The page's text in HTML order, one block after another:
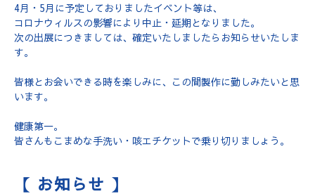
4月・5月に予定しておりましたイベント等は、
コロナウィルスの影響により中止・延期となりました。
次の出展につきましては、確定いたしましたらお知らせいたしま
す。
皆様とお会いできる時を楽しみに、この間製作に勤しみたいと思
います。
健康第一。
皆さんもこまめな手洗い・咳エチケットで乗り切りましょう。
【 お知らせ 】